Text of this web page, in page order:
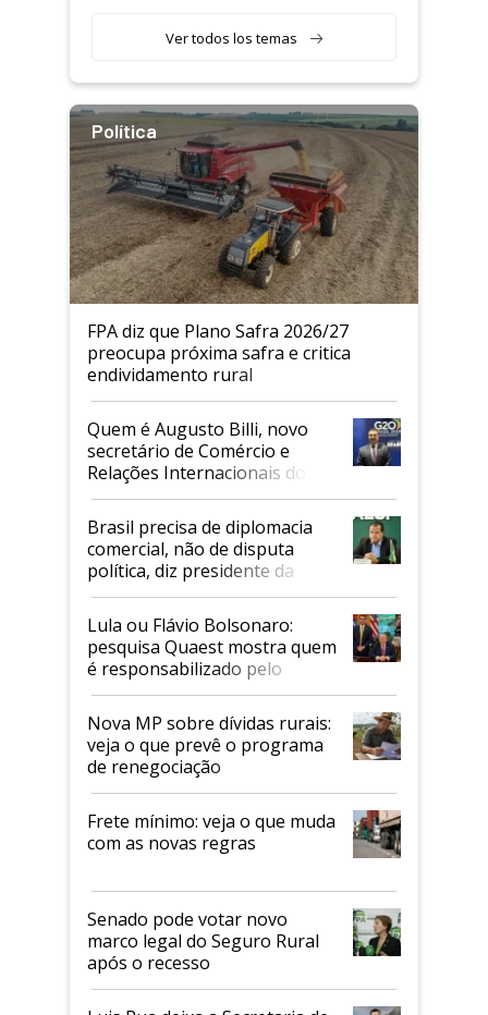
Ver todos los temas
Política
FPA diz que Plano Safra 2026/27
preocupa próxima safra e critica
endividamento rural
Quem é Augusto Billi, novo
secretário de Comércio e
Relações Internacionais do
Mapa
Brasil precisa de diplomacia
comercial, não de disputa
política, diz presidente da
Faesp
Lula ou Flávio Bolsonaro:
pesquisa Quaest mostra quem
é responsabilizado pelo
tarifaço dos EUA
Nova MP sobre dívidas rurais:
veja o que prevê o programa
de renegociação
Frete mínimo: veja o que muda
com as novas regras
Senado pode votar novo
marco legal do Seguro Rural
após o recesso